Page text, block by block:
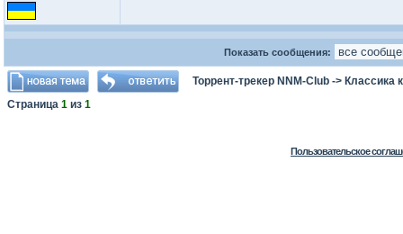
Показать сообщения:
Торрент-трекер NNM-Club -> Классика
Страница 1 из 1
Пользовательское